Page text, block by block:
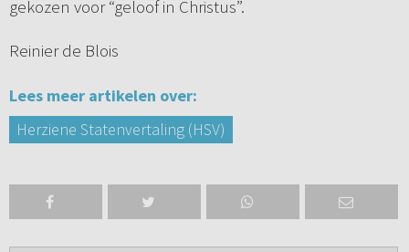
gekozen voor “geloof in Christus”.
Reinier de Blois
Lees meer artikelen over:
Herziene Statenvertaling (HSV)